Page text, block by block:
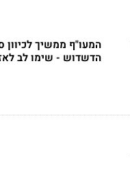
המעו"ף ממשיך לכיוון
הדשדוש - שימו לב